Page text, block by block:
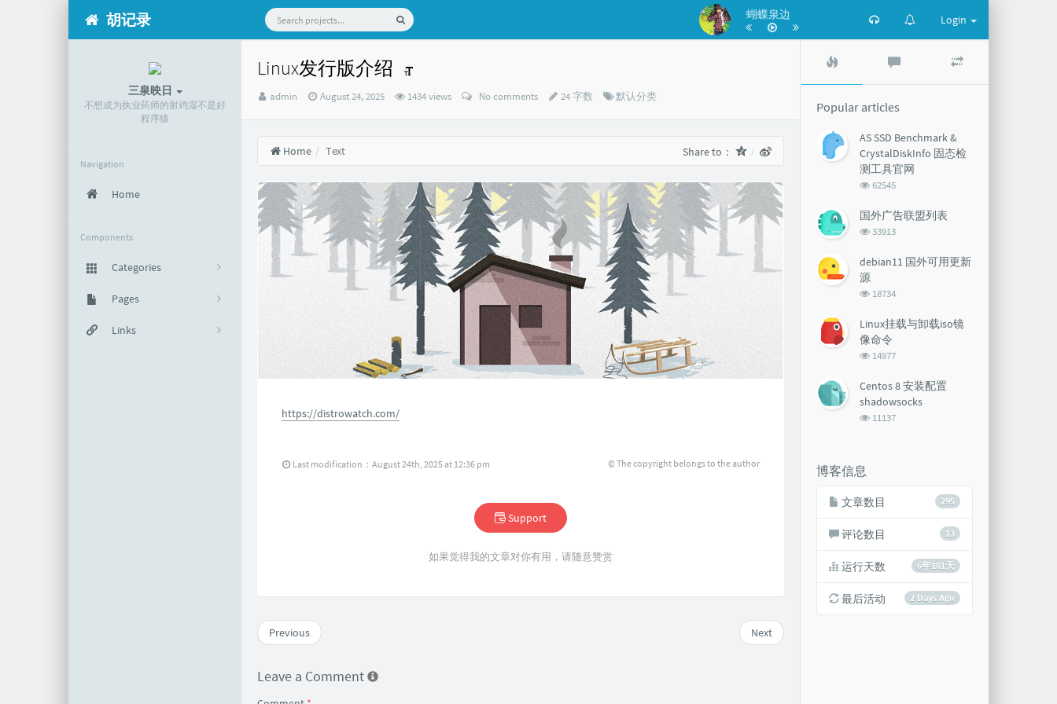
胡记录 蝴蝶泉边 Login
三泉映日
不想成为执业药师的射鸡湿不是好
程序猿
Navigation
Home
Components
Categories
295
默认分类
Pages
关于Links
Linux发行版介绍
Author：
admin
发
时
间：
August 24, 2025 1434 views No comments 24 字数 Categories：
默认分类
Home Text Share to：
https://distrowatch.com/
Last modification：August 24th, 2025 at 12:36 pm © The copyright belongs to the author
Support
如果觉得我的文章对你有用，请随意赞赏
Next
Previous
Leave a Comment
comments
Popular articles
AS SSD Benchmark &
CrystalDiskInfo 固态检
测工具官网
浏
次
数:
62545
国外广告联盟列表
浏
次
33913
debian11 国外可用更新
源
浏
次
数:
18734
Linux挂载与卸载iso镜
像命令
浏
次
数:
14977
Centos 8 安装配置
shadowsocks
浏
11137
博客信息
295
文章数目
13
评论数目
6年101天
运行天数
2 Days Ago
最后活动